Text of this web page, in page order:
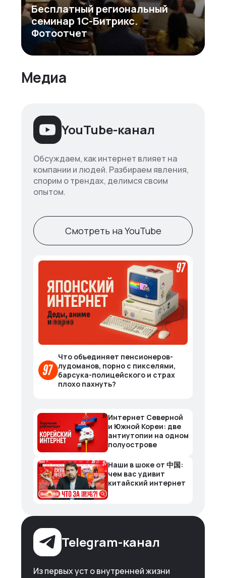
Бесплатный региональный
семинар 1С-Битрикс.
Фотоотчет
Медиа
YouTube-канал
Обсуждаем, как интернет влияет на
компании и людей. Разбираем явления,
спорим о трендах, делимся своим
опытом.
Смотреть на YouTube
Что объединяет пенсионеров-
лудоманов, порно с пикселями,
барсука-полицейского и страх
плохо пахнуть?
Интернет Северной
и Южной Кореи: две
антиутопии на одном
полуострове
Наши в шоке от 中国:
чем вас удивит
китайский интернет
Telegram-канал
Из первых уст о внутренней жизни